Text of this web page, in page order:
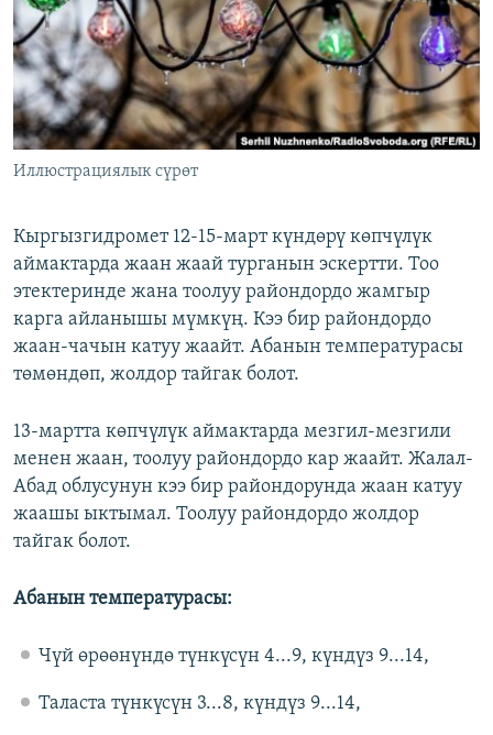
АЗАТТЫК+
ЫҢГАЙСЫЗ СУРООЛОР
ЭЕ/АРнун бардык сайттары
Иллюстрациялык сүрөт
Кыргызгидромет 12-15-март күндөрү көпчүлүк
аймактарда жаан жаай турганын эскертти. Тоо
этектеринде жана тоолуу райондордо жамгыр
карга айланышы мүмкүң. Кээ бир райондордо
жаан-чачын катуу жаайт. Абанын температурасы
төмөндөп, жолдор тайгак болот.
13-мартта көпчүлүк аймактарда мезгил-мезгили
менен жаан, тоолуу райондордо кар жаайт. Жалал-
Абад облусунун кээ бир райондорунда жаан катуу
жаашы ыктымал. Тоолуу райондордо жолдор
тайгак болот.
Абанын температурасы:
Чүй өрөөнүндө түнкүсүн 4...9, күндүз 9...14,
Таласта түнкүсүн 3...8, күндүз 9...14,